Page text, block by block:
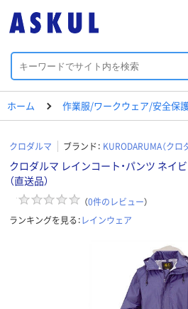
ホーム 作業服/ワークウェア/安全保
クロダルマ ブランド： KURODARUMA（クロ
クロダルマ レインコート・パンツ ネイ
（直送品）
（0件のレビュー）
ランキングを見る：レインウェア